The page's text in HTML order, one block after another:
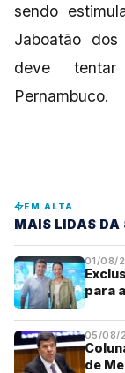
sendo
Jaboatão
deve
Pernambuco.
EM ALTA
MAIS LIDAS DA
01/08/
para
05/08/
de